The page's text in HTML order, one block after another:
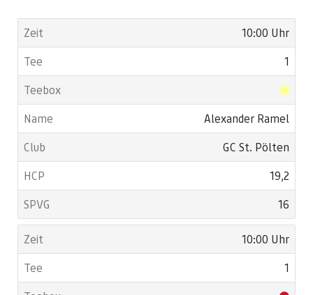
10:00 Uhr
1
Alexander Ramel
GC St. Pölten
19,2
16
10:00 Uhr
1